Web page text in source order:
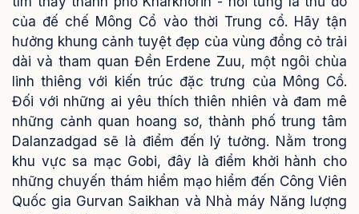
của đế chế Mông Cổ vào thời Trung cổ. Hãy tận
hưởng khung cảnh tuyệt đẹp của vùng đồng cỏ trải
dài và tham quan Đền Erdene Zuu, một ngôi chùa
linh thiêng với kiến trúc đặc trưng của Mông Cổ.
Đối với những ai yêu thích thiên nhiên và đam mê
những cảnh quan hoang sơ, thành phố trung tâm
Dalanzadgad sẽ là điểm đến lý tưởng. Nằm trong
khu vực sa mạc Gobi, đây là điểm khởi hành cho
những chuyến thám hiểm mạo hiểm đến Công Viên
Quốc gia Gurvan Saikhan và Nhà máy Năng lượng